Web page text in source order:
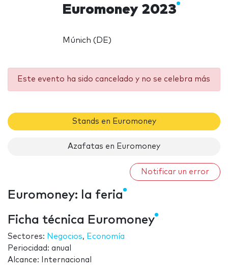
Euromoney 2023
Múnich (DE)
Este evento ha sido cancelado y no se celebra más
Stands en Euromoney
Azafatas en Euromoney
Notificar un error
Euromoney: la feria
Ficha técnica Euromoney
Sectores: Negocios, Economía
Periocidad: anual
Alcance: Internacional